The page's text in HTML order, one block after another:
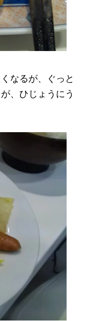
なるが、ぐっと
、ひじょうにう